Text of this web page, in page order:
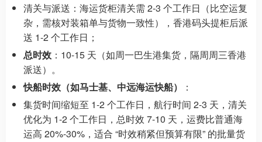
清关与派送：海运货柜清关需 2-3 个工作日（比空运复
杂，需核对装箱单与货物一致性），香港码头提柜后派
送 1-2 个工作日；
总时效 ：10-15 天（如周一巴生港集货，隔周周三香港
派送）。
快船时效（如马士基、中远海运快船）
：
集货时间缩短至 1-2 个工作日，航行时间 2-3 天，清关
优化为 1-2 个工作日，总时效 7-10 天，运费比普通海
运高 20%-30%，适合 “时效稍紧但预算有限” 的批量货